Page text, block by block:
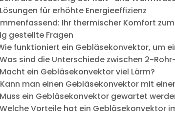
Lösungen für erhöhte Energieeffizienz
Ihr thermischer Komfort
gestellte Fragen
funktioniert ein Gebläsekonvektor, um
Was sind die Unterschiede zwischen 2-
Macht ein Gebläsekonvektor viel Lärm?
Kann man einen Gebläsekonvektor mit
Muss ein Gebläsekonvektor gewartet
Welche Vorteile hat ein Gebläsekonvektor